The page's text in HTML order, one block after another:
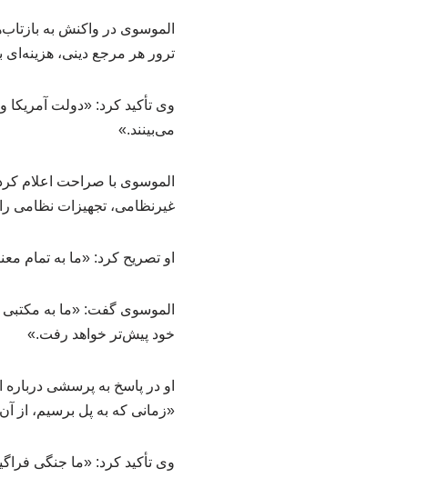
الموسوی در واکنش به
ترور هر مرجع دینی،
وی تأکید کرد: «دولت آمریکا
می‌بینند.»
الموسوی با صراحت اعلام
غیرنظامی، تجهیزات نظامی
او تصریح کرد: «ما به تمام
الموسوی گفت: «ما به مکتبی
خود پیش‌تر خواهد رفت.»
او در پاسخ به پرسشی
«زمانی که به پل برسیم، از
وی تأکید کرد: «ما جنگی